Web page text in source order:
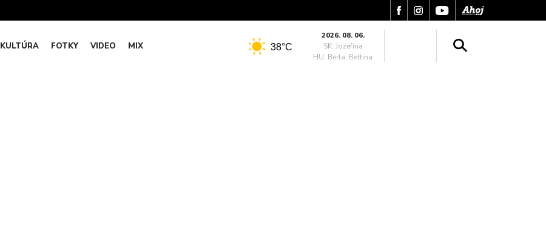
KULTÚRA FOTKY VIDEO MIX 38°C
2026. 08. 06.
SK: Jozefína
HU: Berta, Bettina